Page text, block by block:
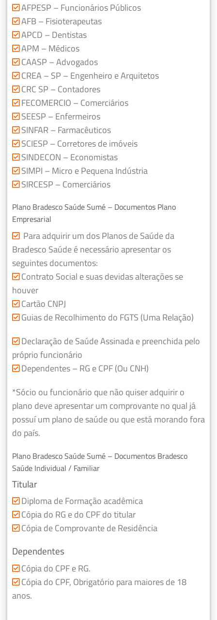
AFPESP – Funcionários Públicos
AFB – Fisioterapeutas
APCD – Dentistas
APM – Médicos
CAASP – Advogados
CREA – SP – Engenheiro e Arquitetos
CRC SP – Contadores
FECOMERCIO – Comerciários
SEESP – Enfermeiros
SINFAR – Farmacêuticos
SCIESP – Corretores de imóveis
SINDECON – Economistas
SIMPI – Micro e Pequena Indústria
SIRCESP – Comerciários
Plano Bradesco Saúde Sumé – Documentos Plano
Empresarial
Para adquirir um dos Planos de Saúde da
Bradesco Saúde é necessário apresentar os
seguintes documentos:
Contrato Social e suas devidas alterações se
houver
Cartão CNPJ
Guias de Recolhimento do FGTS (Uma Relação)
Declaração de Saúde Assinada e preenchida pelo
próprio funcionário
Dependentes – RG e CPF (Ou CNH)
*Sócio ou funcionário que não quiser adquirir o
plano deve apresentar um comprovante no qual já
possuí um plano de saúde ou que está morando fora
do país.
Plano Bradesco Saúde Sumé – Documentos Bradesco
Saúde Individual / Familiar
Titular
Diploma de Formação acadêmica
Cópia do RG e do CPF do titular
Cópia de Comprovante de Residência
Dependentes
Cópia do CPF e RG.
Cópia do CPF, Obrigatório para maiores de 18
anos.